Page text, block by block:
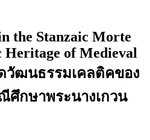
the Stanzaic Morte
of Medieval
วัฒนธรรมเคลติคของ
ศึกษาพระนางเกวน